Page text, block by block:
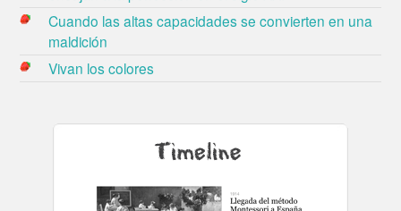
Cuando las altas capacidades se convierten en una
maldición
Vivan los colores